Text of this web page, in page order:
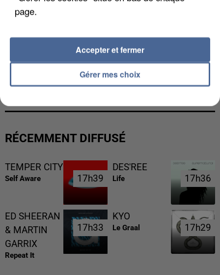
L’UN DES FONDATEURS SUPPOSÉS DE LA DZ
MAFIA INTERPELLÉ EN ALGÉRIE
RÉCEMMENT DIFFUSÉ
TEMPER CITY
Self Aware 17h39
17h39
DES'REE
Life 17h36
17h36
ED SHEERAN
& MARTIN
GARRIX
Repeat It
17h33
17h33
KYO
Le Graal 17h29
17h29
page.
Gérer mes choix
Accepter et fermer